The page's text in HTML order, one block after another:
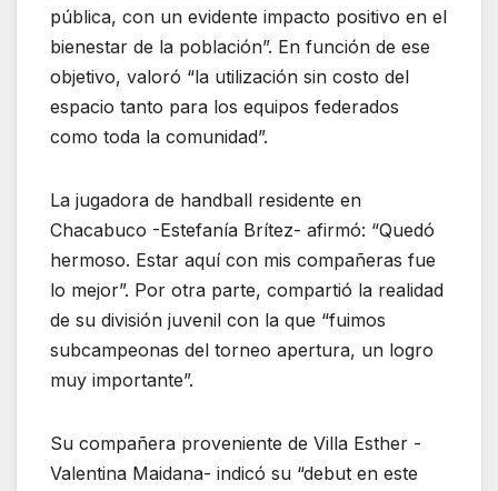
pública, con un evidente impacto positivo en el
bienestar de la población”. En función de ese
objetivo, valoró “la utilización sin costo del
espacio tanto para los equipos federados
como toda la comunidad”.
La jugadora de handball residente en
Chacabuco -Estefanía Brítez- afirmó: “Quedó
hermoso. Estar aquí con mis compañeras fue
lo mejor”. Por otra parte, compartió la realidad
de su división juvenil con la que “fuimos
subcampeonas del torneo apertura, un logro
muy importante”.
Su compañera proveniente de Villa Esther -
Valentina Maidana- indicó su “debut en este